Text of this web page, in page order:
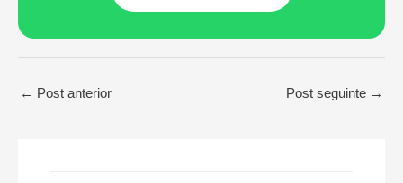
← Post anterior Post seguinte →